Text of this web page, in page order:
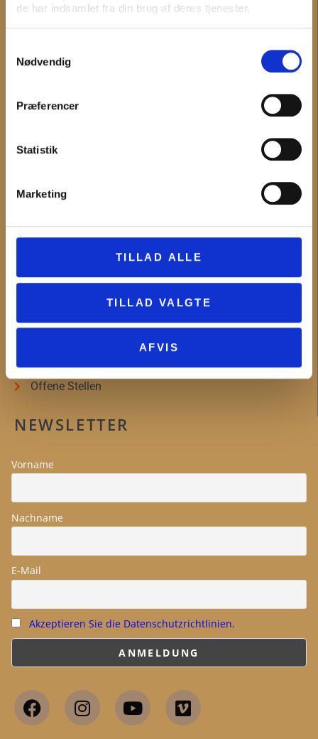
de har indsamlet fra din brug af deres tjenester.
Nødvendig
Præferencer
Statistik
Marketing
TILLAD ALLE
TILLAD VALGTE
AFVIS
Verwaltung und Rechnungsstellung
Es passiert
Unterricht
Über das Museum Vestsjælland
Pressedienst
Werden Sie Freiwilliger
Baumeister und Archäologie
Projekte und Kooperationen
Offene Stellen
NEWSLETTER
Vorname
Nachname
E-Mail
Akzeptieren Sie die Datenschutzrichtlinien.